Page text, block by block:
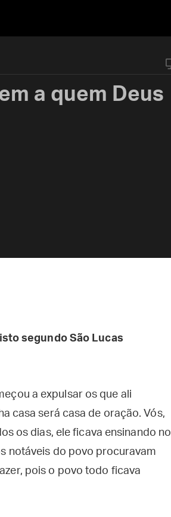
a quem Deus
segundo São Lucas
a expulsar os que ali
casa será casa de oração. Vós,
os dias, ele ficava ensinando no
notáveis do povo procuravam
pois o povo todo ficava